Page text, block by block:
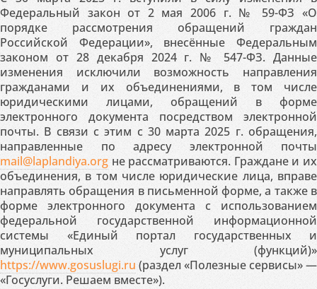
Федеральный закон от 2 мая 2006 г. № 59-ФЗ «О
порядке рассмотрения обращений граждан
Российской Федерации», внесённые Федеральным
законом от 28 декабря 2024 г. № 547-ФЗ. Данные
изменения исключили возможность направления
гражданами и их объединениями, в том числе
юридическими лицами, обращений в форме
электронного документа посредством электронной
почты. В связи с этим с 30 марта 2025 г. обращения,
направленные по адресу электронной почты
mail@laplandiya.org не рассматриваются. Граждане и их
объединения, в том числе юридические лица, вправе
направлять обращения в письменной форме, а также в
форме электронного документа с использованием
федеральной государственной информационной
системы «Единый портал государственных и
муниципальных услуг (функций)»
https://www.gosuslugi.ru (раздел «Полезные сервисы» —
«Госуслуги. Решаем вместе»).